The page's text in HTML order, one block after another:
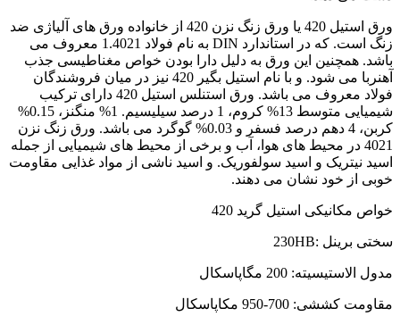
ورق استیل 420 یا ورق زنگ نزن 420 از خانواده ورق های آلیاژی ضد
زنگ است. که در استاندارد DIN به نام فولاد 1.4021 معروف می
باشد. همچنین این ورق به دلیل دارا بودن خواص مغناطیسی جذب
آهنربا می شود. و با نام استیل بگیر 420 نیز در میان فروشندگان
فولاد معروف می باشد. ورق استنلس استیل 420 دارای ترکیب
شیمیایی متوسط 13% کروم، 1 درصد سیلیسیم. 1% منگنز، 0.15%
کربن، 4 دهم درصد فسفر و 0.03% گوگرد می باشد. ورق زنگ نزن
4021 در محیط های هوا، آب و برخی از محیط های شیمیایی از جمله
اسید نیتریک و اسید سولفوریک. و اسید ناشی از مواد غذایی مقاومت
خوبی از خود نشان می دهند.
خواص مکانیکی استیل گرید 420
سختی برینل :230HB
مدول الاستیسیته: 200 مگاپاسکال
مقاومت کششی: 700-950 مکاپاسکال